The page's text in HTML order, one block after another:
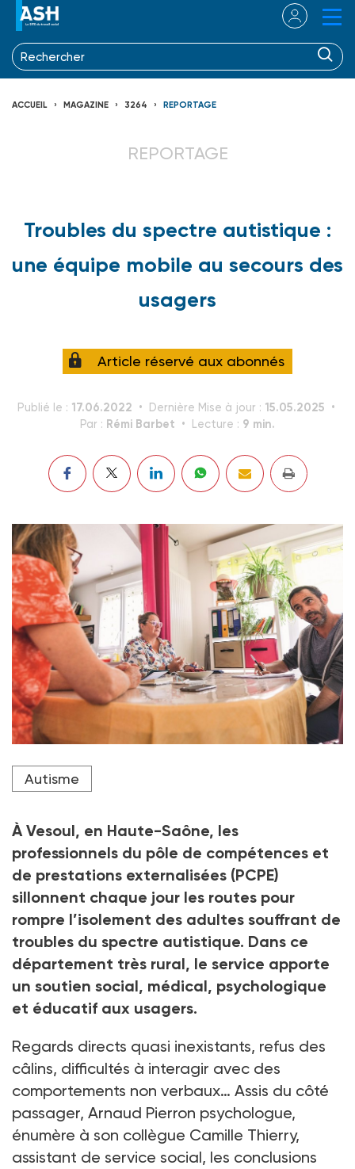
ACCUEIL MAGAZINE 3264 REPORTAGE
REPORTAGE
Troubles du spectre autistique :
une équipe mobile au secours des
usagers
Article réservé aux abonnés
Publié le : 17.06.2022 Dernière Mise à jour : 15.05.2025
Par : Rémi Barbet Lecture : 9 min.
Virginie Decroix, infirmières (au centre), et Arnaud
Pierron recontrent à son domicile Valérie Klein, dont
Crédit photo Abdesslam MIRDASS
Autisme
À Vesoul, en Haute-Saône, les
professionnels du pôle de compétences et
de prestations externalisées (PCPE)
sillonnent chaque jour les routes pour
rompre l’isolement des adultes souffrant de
troubles du spectre autistique. Dans ce
département très rural, le service apporte
un soutien social, médical, psychologique
et éducatif aux usagers.
Regards directs quasi inexistants, refus des
câlins, difficultés à interagir avec des
comportements non verbaux… Assis du côté
passager, Arnaud Pierron psychologue,
énumère à son collègue Camille Thierry,
assistant de service social, les conclusions